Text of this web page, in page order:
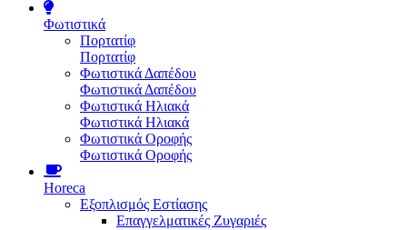
Φωτιστικά
Πορτατίφ
Πορτατίφ
Φωτιστικά Δαπέδου
Φωτιστικά Δαπέδου
Φωτιστικά Ηλιακά
Φωτιστικά Ηλιακά
Φωτιστικά Οροφής
Φωτιστικά Οροφής
Horeca
Εξοπλισμός Εστίασης
Επαγγελματικές Ζυγαριές